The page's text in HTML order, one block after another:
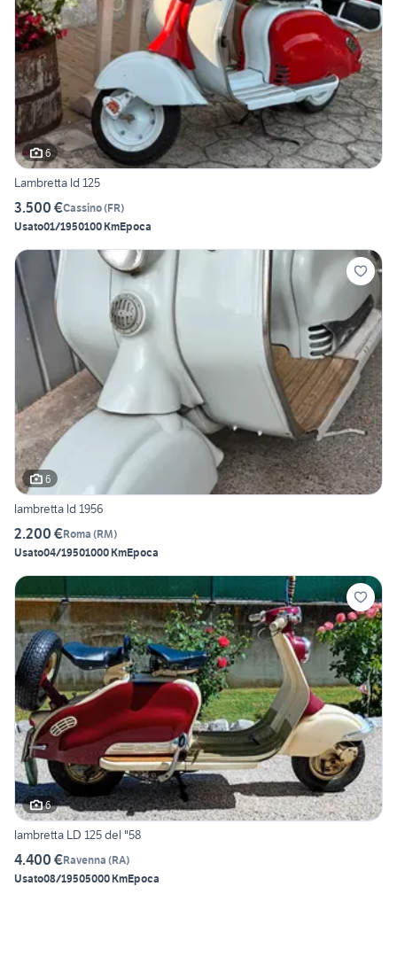
6
Lambretta ld 125
3.500 €Cassino(FR)
Usato01/1950100 KmEpoca
6
lambretta ld 1956
2.200 €Roma (RM)
Usato04/19501000 KmEpoca
6
lambretta LD 125 del "58
4.400 €Ravenna (RA)
Usato08/19505000 KmEpoca